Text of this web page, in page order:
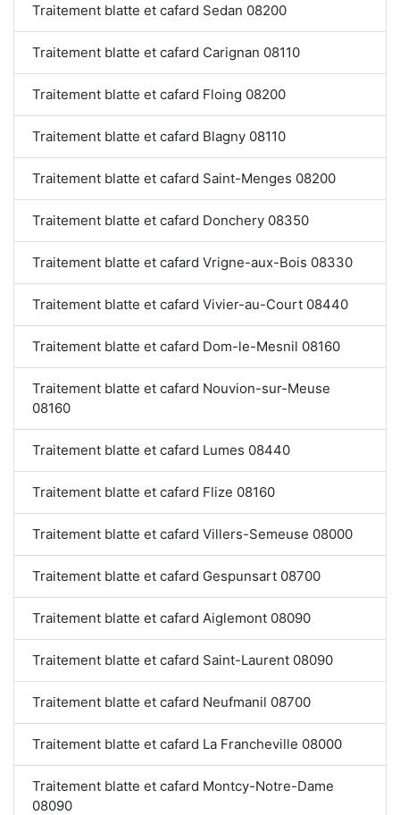
Traitement blatte et cafard Sedan 08200
Traitement blatte et cafard Carignan 08110
Traitement blatte et cafard Floing 08200
Traitement blatte et cafard Blagny 08110
Traitement blatte et cafard Saint-Menges 08200
Traitement blatte et cafard Donchery 08350
Traitement blatte et cafard Vrigne-aux-Bois 08330
Traitement blatte et cafard Vivier-au-Court 08440
Traitement blatte et cafard Dom-le-Mesnil 08160
Traitement blatte et cafard Nouvion-sur-Meuse
08160
Traitement blatte et cafard Lumes 08440
Traitement blatte et cafard Flize 08160
Traitement blatte et cafard Villers-Semeuse 08000
Traitement blatte et cafard Gespunsart 08700
Traitement blatte et cafard Aiglemont 08090
Traitement blatte et cafard Saint-Laurent 08090
Traitement blatte et cafard Neufmanil 08700
Traitement blatte et cafard La Francheville 08000
Traitement blatte et cafard Montcy-Notre-Dame
08090